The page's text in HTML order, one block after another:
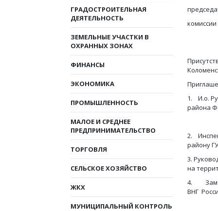
ГРАДОСТРОИТЕЛЬНАЯ
ДЕЯТЕЛЬНОСТЬ
ЗЕМЕЛЬНЫЕ УЧАСТКИ В
ОХРАННЫХ ЗОНАХ
ФИНАНСЫ
ЭКОНОМИКА
ПРОМЫШЛЕННОСТЬ
МАЛОЕ И СРЕДНЕЕ
ПРЕДПРИНИМАТЕЛЬСТВО
ТОРГОВЛЯ
СЕЛЬСКОЕ ХОЗЯЙСТВО
ЖКХ
МУНИЦИПАЛЬНЫЙ КОНТРОЛЬ
1. И.о.
района
2.
району
3.
на
4. Зам.
ВНГ